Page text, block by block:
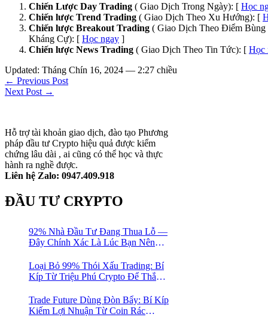
Chiến Lược Day Trading ( Giao Dịch Trong Ngày): [ Học
Chiến lược Trend Trading ( Giao Dịch Theo Xu Hướng): [
Chiến lược Breakout Trading ( Giao Dịch Theo Điểm Bùng
Kháng Cự): [ Học ngay ]
Chiến lược News Trading ( Giao Dịch Theo Tin Tức): [ Học
Updated: Tháng Chín 16, 2024 — 2:27 chiều
← Previous Post
Next Post →
Hỗ trợ tài khoản giao dịch, đào tạo Phương
pháp đầu tư Crypto hiệu quả được kiểm
chứng lâu dài , ai cũng có thể học và thực
hành ra nghề được.
Liên hệ Zalo: 0947.409.918
ĐẦU TƯ CRYPTO
92% Nhà Đầu Tư Đang Thua Lỗ —
Đây Chính Xác Là Lúc Bạn Nên
Loại Bỏ 99% Thói Xấu Trading: Bí
Kíp Từ Triệu Phú Crypto Để Thắng
Trade Future Dùng Đòn Bẩy: Bí Kíp
Kiếm Lợi Nhuận Từ Coin Rác